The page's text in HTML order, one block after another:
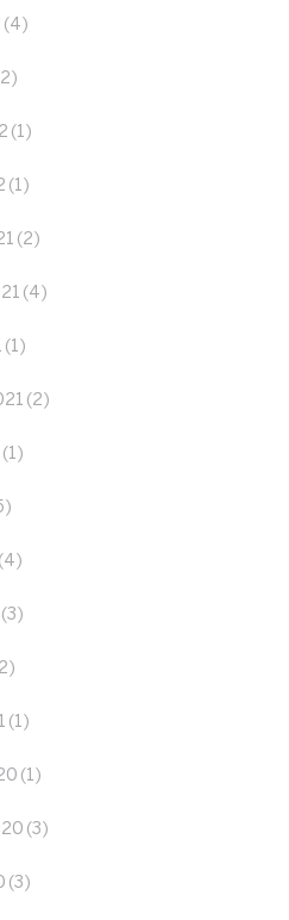
(4)
(1)
(1)
(2)
(4)
(1)
(2)
(1)
(4)
(3)
(1)
(1)
(3)
(3)